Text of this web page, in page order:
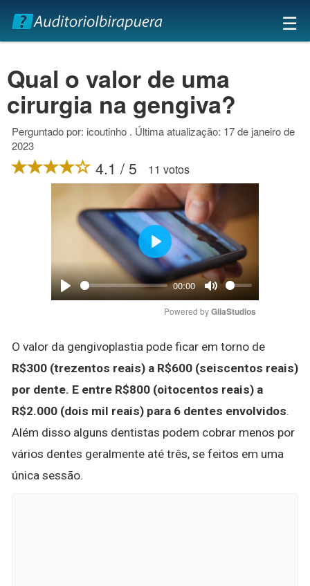
×
☰
Qual o valor de uma
cirurgia na gengiva?
Perguntado por: icoutinho . Última atualização: 17 de janeiro de
2023
4.1 / 5 11 votos
Play
00:00
Mute
Play
Powered by GliaStudios
O valor da gengivoplastia pode ficar em torno de
R$300 (trezentos reais) a R$600 (seiscentos reais)
por dente. E entre R$800 (oitocentos reais) a
R$2.000 (dois mil reais) para 6 dentes envolvidos.
Além disso alguns dentistas podem cobrar menos por
vários dentes geralmente até três, se feitos em uma
única sessão.